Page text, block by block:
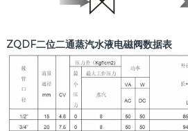
ZQDF二位二通蒸汽水液电磁阀数据表